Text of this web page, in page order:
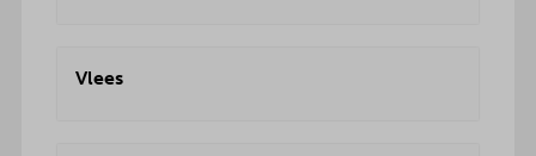
Vlees